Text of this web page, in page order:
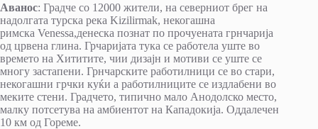
Аванос: Градче со 12000 жители, на северниот брег на
надолгата турска река Kizilirmak, некогашна
римска Venessa,денеска познат по прочуената грнчарија
од црвена глина. Грчаријата тука се работела уште во
времето на Хититите, чии дизајн и мотиви се уште се
многу застапени. Грнчарските работилници се во стари,
некогашни грчки куќи а работилниците се издлабени во
меките стени. Градчето, типично мало Анодолско место,
малку потсетува на амбиентот на Кападокија. Оддалечен
10 км од Гореме.